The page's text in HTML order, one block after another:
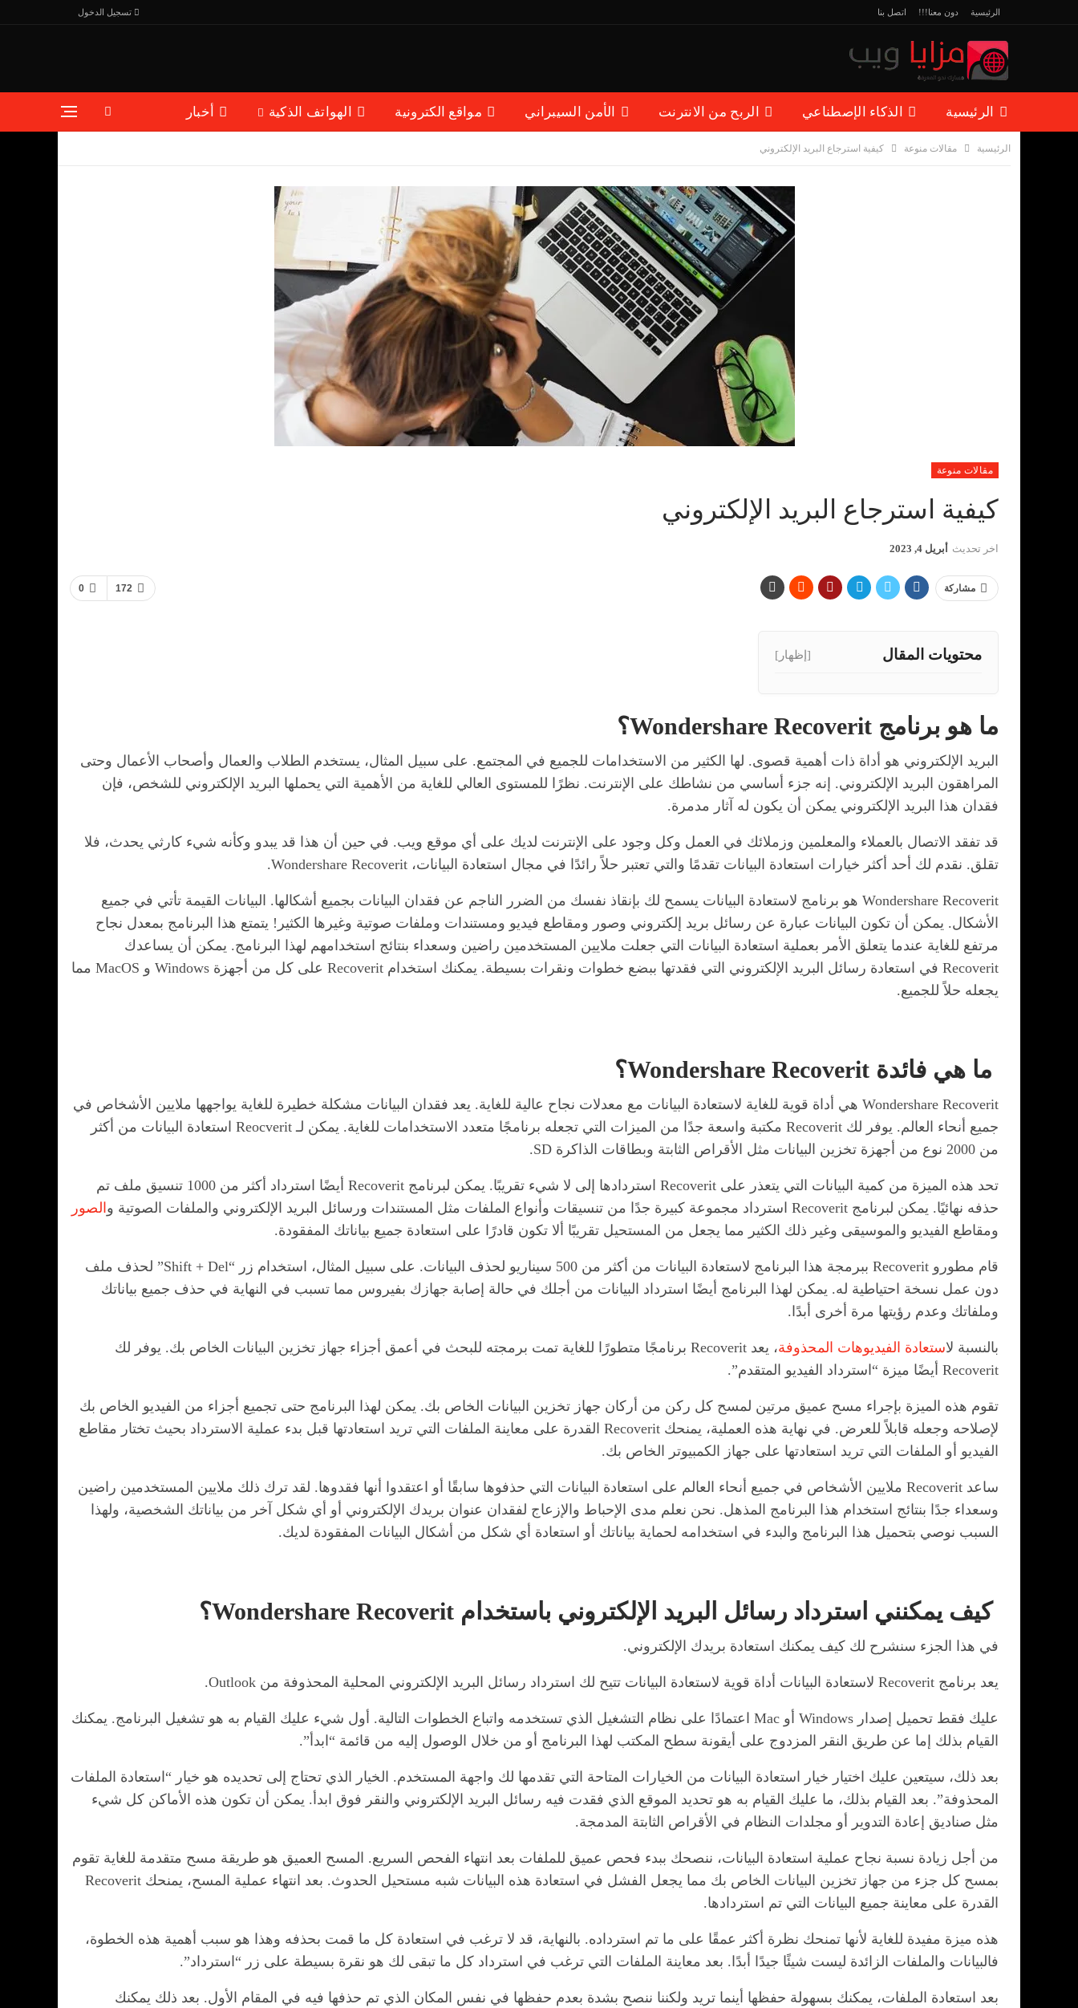
تسجيل الدخول الرئيسية دون معنا!!! اتصل بنا
الرئيسية الذكاء الإصطناعي الربح من الانترنت الأمن السيبراني مواقع الكترونية الهواتف الذكية أخبار
مقالات منوعة
الرئيسية مقالات منوعة كيفية استرجاع البريد الإلكتروني
مقالات منوعة
كيفية استرجاع البريد الإلكتروني
اخر تحديث أبريل 4, 2023
0 172 مشاركة
محتويات المقال [إظهار]
ما هو برنامج Wondershare Recoverit؟
البريد الإلكتروني هو أداة ذات أهمية قصوى. لها الكثير من الاستخدامات للجميع في المجتمع. على سبيل المثال، يستخدم الطلاب والعمال وأصحاب الأعمال وحتى
المراهقون البريد الإلكتروني. إنه جزء أساسي من نشاطك على الإنترنت. نظرًا للمستوى العالي للغاية من الأهمية التي يحملها البريد الإلكتروني للشخص، فإن
فقدان هذا البريد الإلكتروني يمكن أن يكون له آثار مدمرة.
قد تفقد الاتصال بالعملاء والمعلمين وزملائك في العمل وكل وجود على الإنترنت لديك على أي موقع ويب. في حين أن هذا قد يبدو وكأنه شيء كارثي يحدث، فلا
تقلق. نقدم لك أحد أكثر خيارات استعادة البيانات تقدمًا والتي تعتبر حلاً رائدًا في مجال استعادة البيانات، Wondershare Recoverit.
Wondershare Recoverit هو برنامج لاستعادة البيانات يسمح لك بإنقاذ نفسك من الضرر الناجم عن فقدان البيانات بجميع أشكالها. البيانات القيمة تأتي في جميع
الأشكال. يمكن أن تكون البيانات عبارة عن رسائل بريد إلكتروني وصور ومقاطع فيديو ومستندات وملفات صوتية وغيرها الكثير! يتمتع هذا البرنامج بمعدل نجاح
مرتفع للغاية عندما يتعلق الأمر بعملية استعادة البيانات التي جعلت ملايين المستخدمين راضين وسعداء بنتائج استخدامهم لهذا البرنامج. يمكن أن يساعدك
Recoverit في استعادة رسائل البريد الإلكتروني التي فقدتها ببضع خطوات ونقرات بسيطة. يمكنك استخدام Recoverit على كل من أجهزة Windows و MacOS مما
يجعله حلاً للجميع.
ما هي فائدة Wondershare Recoverit؟
Wondershare Recoverit هي أداة قوية للغاية لاستعادة البيانات مع معدلات نجاح عالية للغاية. يعد فقدان البيانات مشكلة خطيرة للغاية يواجهها ملايين الأشخاص في
جميع أنحاء العالم. يوفر لك Recoverit مكتبة واسعة جدًا من الميزات التي تجعله برنامجًا متعدد الاستخدامات للغاية. يمكن لـ Reocverit استعادة البيانات من أكثر
من 2000 نوع من أجهزة تخزين البيانات مثل الأقراص الثابتة وبطاقات الذاكرة SD.
تحد هذه الميزة من كمية البيانات التي يتعذر على Recoverit استردادها إلى لا شيء تقريبًا. يمكن لبرنامج Recoverit أيضًا استرداد أكثر من 1000 تنسيق ملف تم
حذفه نهائيًا. يمكن لبرنامج Recoverit استرداد مجموعة كبيرة جدًا من تنسيقات وأنواع الملفات مثل المستندات ورسائل البريد الإلكتروني والملفات الصوتية و
الصور
ومقاطع الفيديو والموسيقى وغير ذلك الكثير مما يجعل من المستحيل تقريبًا ألا تكون قادرًا على استعادة جميع بياناتك المفقودة.
قام مطورو Recoverit ببرمجة هذا البرنامج لاستعادة البيانات من أكثر من 500 سيناريو لحذف البيانات. على سبيل المثال، استخدام زر “Shift + Del” لحذف ملف
دون عمل نسخة احتياطية له. يمكن لهذا البرنامج أيضًا استرداد البيانات من أجلك في حالة إصابة جهازك بفيروس مما تسبب في النهاية في حذف جميع بياناتك
وملفاتك وعدم رؤيتها مرة أخرى أبدًا.
بالنسبة لاستعادة الفيديوهات المحذوفة
، يعد Recoverit برنامجًا متطورًا للغاية تمت برمجته للبحث في أعمق أجزاء جهاز تخزين البيانات الخاص بك. يوفر لك
Recoverit أيضًا ميزة “استرداد الفيديو المتقدم”.
تقوم هذه الميزة بإجراء مسح عميق مرتين لمسح كل ركن من أركان جهاز تخزين البيانات الخاص بك. يمكن لهذا البرنامج حتى تجميع أجزاء من الفيديو الخاص بك
لإصلاحه وجعله قابلاً للعرض. في نهاية هذه العملية، يمنحك Recoverit القدرة على معاينة الملفات التي تريد استعادتها قبل بدء عملية الاسترداد بحيث تختار مقاطع
الفيديو أو الملفات التي تريد استعادتها على جهاز الكمبيوتر الخاص بك.
ساعد Recoverit ملايين الأشخاص في جميع أنحاء العالم على استعادة البيانات التي حذفوها سابقًا أو اعتقدوا أنها فقدوها. لقد ترك ذلك ملايين المستخدمين راضين
وسعداء جدًا بنتائج استخدام هذا البرنامج المذهل. نحن نعلم مدى الإحباط والإزعاج لفقدان عنوان بريدك الإلكتروني أو أي شكل آخر من بياناتك الشخصية، ولهذا
السبب نوصي بتحميل هذا البرنامج والبدء في استخدامه لحماية بياناتك أو استعادة أي شكل من أشكال البيانات المفقودة لديك.
كيف يمكنني استرداد رسائل البريد الإلكتروني باستخدام Wondershare Recoverit؟
في هذا الجزء سنشرح لك كيف يمكنك استعادة بريدك الإلكتروني.
يعد برنامج Recoverit لاستعادة البيانات أداة قوية لاستعادة البيانات تتيح لك استرداد رسائل البريد الإلكتروني المحلية المحذوفة من Outlook.
عليك فقط تحميل إصدار Windows أو Mac اعتمادًا على نظام التشغيل الذي تستخدمه واتباع الخطوات التالية. أول شيء عليك القيام به هو تشغيل البرنامج. يمكنك
القيام بذلك إما عن طريق النقر المزدوج على أيقونة سطح المكتب لهذا البرنامج أو من خلال الوصول إليه من قائمة “ابدأ”.
بعد ذلك، سيتعين عليك اختيار خيار استعادة البيانات من الخيارات المتاحة التي تقدمها لك واجهة المستخدم. الخيار الذي تحتاج إلى تحديده هو خيار “استعادة الملفات
المحذوفة”. بعد القيام بذلك، ما عليك القيام به هو تحديد الموقع الذي فقدت فيه رسائل البريد الإلكتروني والنقر فوق ابدأ. يمكن أن تكون هذه الأماكن كل شيء
مثل صناديق إعادة التدوير أو مجلدات النظام في الأقراص الثابتة المدمجة.
من أجل زيادة نسبة نجاح عملية استعادة البيانات، ننصحك ببدء فحص عميق للملفات بعد انتهاء الفحص السريع. المسح العميق هو طريقة مسح متقدمة للغاية تقوم
بمسح كل جزء من جهاز تخزين البيانات الخاص بك مما يجعل الفشل في استعادة هذه البيانات شبه مستحيل الحدوث. بعد انتهاء عملية المسح، يمنحك Recoverit
القدرة على معاينة جميع البيانات التي تم استردادها.
هذه ميزة مفيدة للغاية لأنها تمنحك نظرة أكثر عمقًا على ما تم استرداده. بالنهاية، قد لا ترغب في استعادة كل ما قمت بحذفه وهذا هو سبب أهمية هذه الخطوة،
فالبيانات والملفات الزائدة ليست شيئًا جيدًا أبدًا. بعد معاينة الملفات التي ترغب في استرداد كل ما تبقى لك هو نقرة بسيطة على زر “استرداد”.
بعد استعادة الملفات، يمكنك بسهولة حفظها أينما تريد ولكننا ننصح بشدة بعدم حفظها في نفس المكان الذي تم حذفها فيه في المقام الأول. بعد ذلك يمكنك